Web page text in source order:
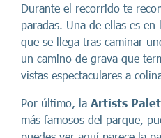
Durante el recorrido te
paradas. Una de ellas es en
que se llega tras caminar
un camino de grava que
vistas espectaculares a
Por último, la Artists
más famosos del parque,